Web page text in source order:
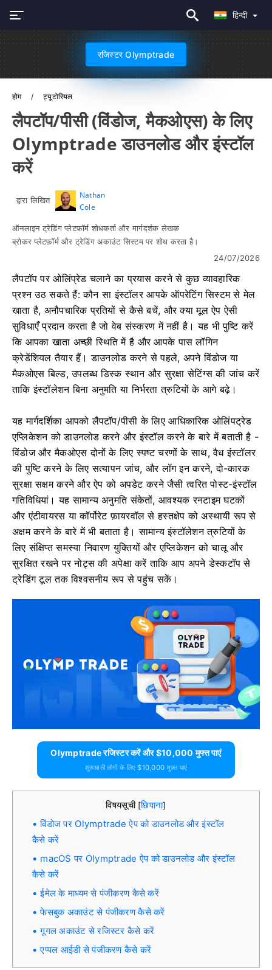
हिन्दी
रजिस्टर Olymptrade
होम ट्यूटोरियल
लैपटॉप/पीसी (विंडोज, मैकओएस) के लिए
Olymptrade डाउनलोड और इंस्टॉल
करें
द्वारा लिखित
Nathan
Cole
ऑनलाइन ट्रेडिंग प्लेटफ़ॉर्म शोधकर्ता और मार्गदर्शक लेखक
ब्रोकर प्लेटफ़ॉर्म और ट्रेडिंग अकाउंट सिस्टम पर शोध करता है।
24/07/2026
लैपटॉप पर ओलिंप्रेड चलाने का प्रयास करने से कुछ व्यावहारिक
प्रश्न उठ सकते हैं: कौन सा इंस्टॉलर आपके ऑपरेटिंग सिस्टम से मेल
खाता है, अनौपचारिक प्रतियों से कैसे बचें, और क्या मूल ऐप ऐसी
सुविधाएँ प्रदान करता है जो वेब संस्करण में नहीं है। यह भी पुष्टि करें
कि आपका खाता अच्छी स्थिति में है और आपके पास लॉगिन
क्रेडेंशियल तैयार हैं। डाउनलोड करने से पहले, अपने विंडोज या
मैकओएस बिल्ड, उपलब्ध डिस्क स्थान और सुरक्षा सेटिंग्स की जांच करें
ताकि इंस्टॉलेशन बिना अनुमति या निर्भरता त्रुटियों के आगे बढ़े।
यह मार्गदर्शिका आपको लैपटॉप/पीसी के लिए आधिकारिक ओलिंपट्रेड
एप्लिकेशन को डाउनलोड करने और इंस्टॉल करने के बारे में बताती है -
विंडोज और मैकओएस दोनों के लिए स्पष्ट चरणों के साथ, वैध इंस्टॉलर
की पुष्टि करने के लिए सत्यापन जांच, और लॉग इन करने, दो-कारक
सुरक्षा सक्षम करने और ऐप को अपडेट करने जैसी त्वरित पोस्ट-इंस्टॉल
गतिविधियां। यह सामान्य अनुमति संकेतों, आवश्यक रनटाइम घटकों
और एंटीवायरस या कॉर्पोरेट फ़ायरवॉल से हस्तक्षेप को अस्थायी रूप से
अक्षम करने के बारे में भी बताता है। सामान्य इंस्टॉलेशन त्रुटियों के
लिए संक्षिप्त समस्या निवारण युक्तियों और एप्लिकेशन को चालू और
सुरक्षित रखने पर नोट्स की अपेक्षा करें ताकि आप अपने डेस्कटॉप से ​​
ट्रेडिंग टूल तक विश्वसनीय रूप से पहुंच सकें।
Olymptrade रजिस्टर करें और $10,000 मुफ्त पाएं
शुरुआती लोगों के लिए $10,000 मुफ़्त पाएं
विषयसूची [छिपाना]
विंडोज पर Olymptrade ऐप को डाउनलोड और इंस्टॉल
कैसे करें
macOS पर Olymptrade ऐप को डाउनलोड और इंस्टॉल
कैसे करें
ईमेल के माध्यम से पंजीकरण कैसे करें
फेसबुक अकाउंट से पंजीकरण कैसे करें
गूगल अकाउंट से रजिस्टर कैसे करें
एप्पल आईडी से पंजीकरण कैसे करें